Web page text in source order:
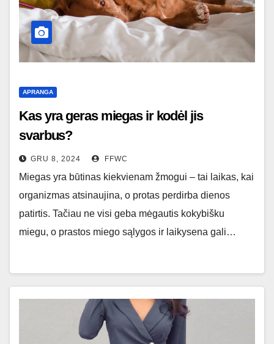
APRANGA
Kas yra geras miegas ir kodėl jis
svarbus?
GRU 8, 2024 FFWC
Miegas yra būtinas kiekvienam žmogui – tai laikas, kai
organizmas atsinaujina, o protas perdirba dienos
patirtis. Tačiau ne visi geba mėgautis kokybišku
miegu, o prastos miego sąlygos ir laikysena gali…